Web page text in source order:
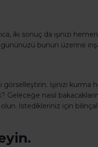
iki sonuç da işinizi
bunun üzerine
görselleştirin. İşinizi kurma
Geleceğe nasıl
İstedikleriniz için